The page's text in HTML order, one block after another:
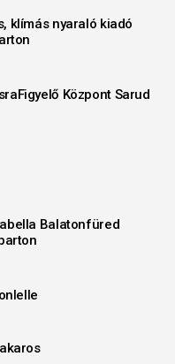
klímás nyaraló kiadó
Központ Sarud
Balatonfüred